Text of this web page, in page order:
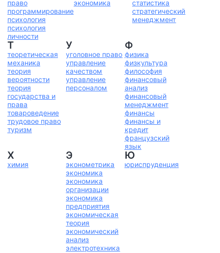
право
программирование
психология
психология
личности
экономика
статистика
стратегический
менеджмент
Т
теоретическая
механика
теория
вероятности
теория
государства и
права
товароведение
трудовое право
туризм
У
уголовное право
управление
качеством
управление
персоналом
Ф
физика
физкультура
философия
финансовый
анализ
финансовый
менеджмент
финансы
финансы и
кредит
французский
язык
Х
химия
Э
эконометрика
экономика
экономика
организации
экономика
предприятия
экономическая
теория
экономический
анализ
электротехника
Ю
юриспруденция